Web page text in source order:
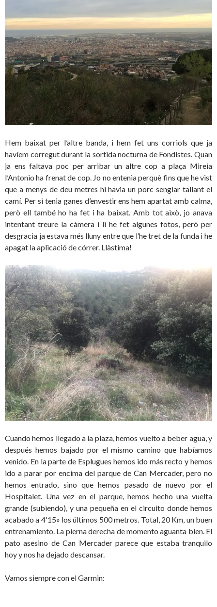
Hem baixat per l’altre banda, i hem fet uns corriols que ja
havíem corregut durant la sortida nocturna de Fondistes. Quan
ja ens faltava poc per arribar un altre cop a plaça Mireia
l’Antonio ha frenat de cop. Jo no entenia perquè fins que he vist
que a menys de deu metres hi havia un porc senglar tallant el
camí. Per si tenia ganes d’envestir ens hem apartat amb calma,
però ell també ho ha fet i ha baixat. Amb tot això, jo anava
intentant treure la càmera i li he fet algunes fotos, però per
desgracia ja estava més lluny entre que l’he tret de la funda i he
apagat la aplicació de córrer. Llàstima!
Cuando hemos llegado a la plaza, hemos vuelto a beber agua, y
después hemos bajado por el mismo camino que habíamos
venido. En la parte de Esplugues hemos ido más recto y hemos
ido a parar por encima del parque de Can Mercader, pero no
hemos entrado, sino que hemos pasado de nuevo por el
Hospitalet. Una vez en el parque, hemos hecho una vuelta
grande (subiendo), y una pequeña en el circuito donde hemos
acabado a 4'15» los últimos 500 metros. Total, 20 Km, un buen
entrenamiento. La pierna derecha de momento aguanta bien. El
pato asesino de Can Mercader parece que estaba tranquilo
hoy y nos ha dejado descansar.
Vamos siempre con el Garmin: